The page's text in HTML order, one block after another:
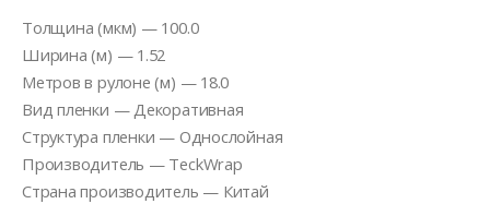
Толщина (мкм) — 100.0
Ширина (м) — 1.52
Метров в рулоне (м) — 18.0
Вид пленки — Декоративная
Структура пленки — Однослойная
Производитель — TeckWrap
Страна производитель — Китай